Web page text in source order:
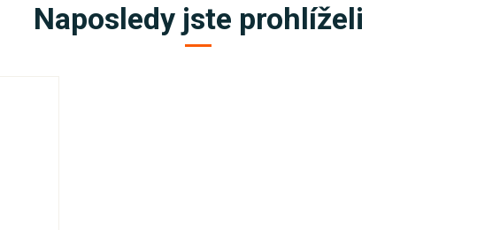
Naposledy jste prohlíželi